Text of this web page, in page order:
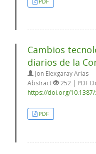
Cambios
diarios de la
Jon Elexgaray Arias
Abstract
252 | PDF
https://doi.org/
PDF